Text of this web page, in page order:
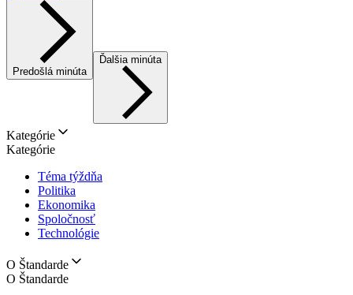
Predošlá minúta
Ďalšia minúta
Kategórie
Kategórie
Téma týždňa
Politika
Ekonomika
Spoločnosť
Technológie
O Štandarde
O Štandarde